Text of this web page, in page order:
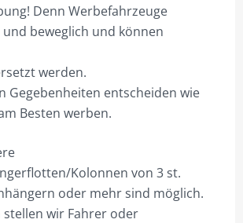
Denn Werbefahrzeuge
beweglich und können
werden.
Gegebenheiten entscheiden wie
Besten werben.
Kolonnen von 3 st.
oder mehr sind möglich.
stellen wir Fahrer oder